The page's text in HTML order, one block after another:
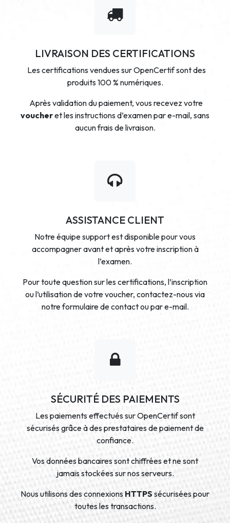
LIVRAISON DES CERTIFICATIONS
Les certifications vendues sur OpenCertif sont des
produits 100 % numériques.
Après validation du paiement, vous recevez votre
voucheret les instructions d’examen par e-mail, sans
aucun frais de livraison.
ASSISTANCE CLIENT
Notre équipe support est disponible pour vous
accompagner avant et après votre inscription à
l’examen.
Pour toute question sur les certifications, l’inscription
ou l’utilisation de votre voucher, contactez-nous via
notre formulaire de contact ou par e-mail.
SÉCURITÉ DES PAIEMENTS
Les paiements effectués sur OpenCertif sont
sécurisés grâce à des prestataires de paiement de
confiance.
Vos données bancaires sont chiffrées et ne sont
jamais stockées sur nos serveurs.
Nous utilisons des connexions HTTPS sécurisées pour
toutes les transactions.